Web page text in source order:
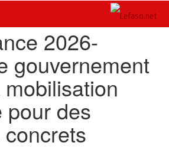
2026-
gouvernement
pour des